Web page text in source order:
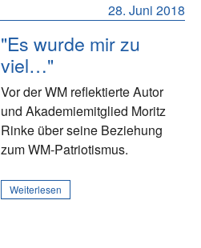
28. Juni 2018
"Es wurde mir zu
viel…"
Vor der WM reflektierte Autor
und Akademiemitglied Moritz
Rinke über seine Beziehung
zum WM-Patriotismus.
Weiterlesen